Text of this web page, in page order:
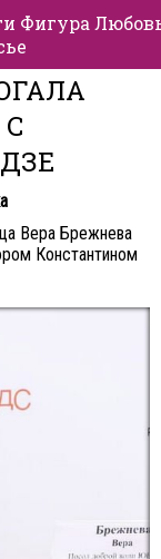
Фигура
Вера Брежнева
Константином